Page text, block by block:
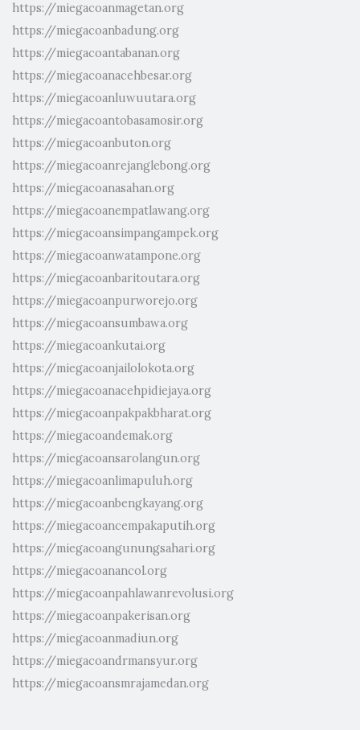
https://miegacoanmagetan.org
https://miegacoanbadung.org
https://miegacoantabanan.org
https://miegacoanacehbesar.org
https://miegacoanluwuutara.org
https://miegacoantobasamosir.org
https://miegacoanbuton.org
https://miegacoanrejanglebong.org
https://miegacoanasahan.org
https://miegacoanempatlawang.org
https://miegacoansimpangampek.org
https://miegacoanwatampone.org
https://miegacoanbaritoutara.org
https://miegacoanpurworejo.org
https://miegacoansumbawa.org
https://miegacoankutai.org
https://miegacoanjailolokota.org
https://miegacoanacehpidiejaya.org
https://miegacoanpakpakbharat.org
https://miegacoandemak.org
https://miegacoansarolangun.org
https://miegacoanlimapuluh.org
https://miegacoanbengkayang.org
https://miegacoancempakaputih.org
https://miegacoangunungsahari.org
https://miegacoanancol.org
https://miegacoanpahlawanrevolusi.org
https://miegacoanpakerisan.org
https://miegacoanmadiun.org
https://miegacoandrmansyur.org
https://miegacoansmrajamedan.org